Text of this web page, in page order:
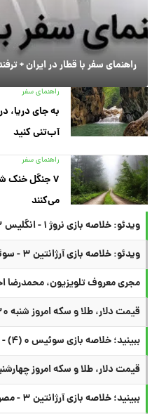
راهنمای سفر با قطار در ایران +
راهنمای سفر
به جای دریا،
آب‌تنی کنید
راهنمای سفر
۷ جنگل خنک
می‌کنند
ویدئو: خلاصه بازی نروژ ۱ - انگلیس ۲
ویدئو: خلاصه بازی آرژانتین ۳ - سوئیس ۱
مجری معروف تلویزیون،
قیمت دلار، طلا و سکه امروز شنبه ۲۰ تیر
ببینید؛ خلاصه بازی سوئیس ۰ (۴) - کلمبیا ۰ (۳) در جام جهانی
قیمت دلار، طلا و سکه امروز چهارشنبه ۱۷ تیر
ببینید؛ خلاصه بازی آرژانتین ۳ - مصر ۲ در جام جهانی